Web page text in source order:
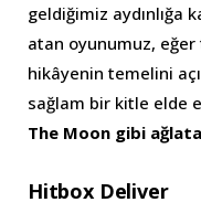
geldiğimiz aydınlığa
atan oyunumuz, eğer
hikâyenin temelini
sağlam bir kitle elde
The Moon gibi
Hitbox Deliver